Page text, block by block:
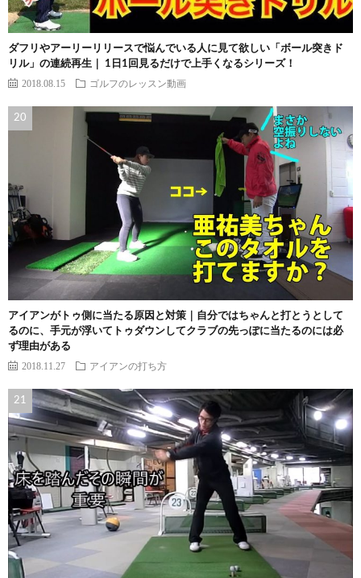
ダフリやアーリーリリースで悩んでいる人に見て欲しい「ボール突きド
リル」の連続再生｜ 1日1回見るだけで上手くなるシリーズ！
2018.08.15 ゴルフのレッスン動画
アイアンがトゥ側に当たる原因と対策｜自分ではちゃんと打とうとして
るのに、手元が浮いてトゥダウンしてクラブの先っぽに当たるのには必
ず理由がある
2018.11.27 アイアンの打ち方